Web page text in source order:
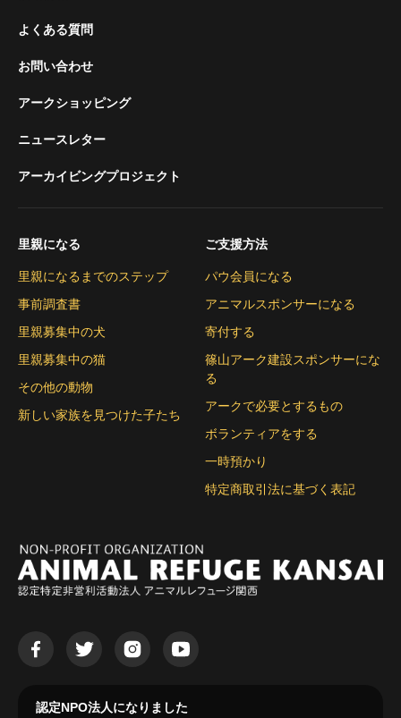
よくある質問
お問い合わせ
アークショッピング
ニュースレター
アーカイビングプロジェクト
里親になる
里親になるまでのステップ
事前調査書
里親募集中の犬
里親募集中の猫
その他の動物
新しい家族を見つけた子たち
ご支援方法
パウ会員になる
アニマルスポンサーになる
寄付する
篠山アーク建設スポンサーにな
る
アークで必要とするもの
ボランティアをする
一時預かり
特定商取引法に基づく表記
認定NPO法人になりました